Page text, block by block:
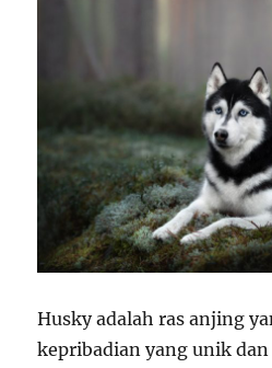
Husky adalah ras anjing
kepribadian yang unik